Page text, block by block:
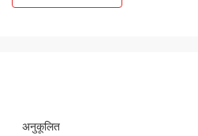
अनुकूलित